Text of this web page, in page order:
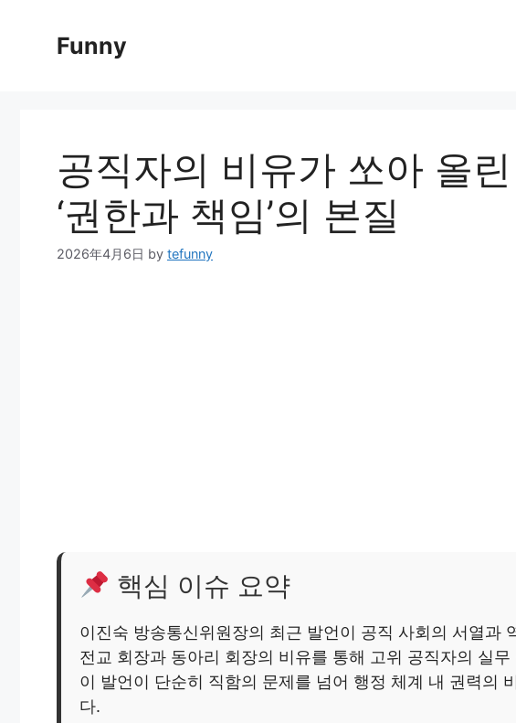
Funny
공직자의 비유가 쏘아 올
‘권한과 책임’의 본질
2026年4月6日 by tefunny
핵심 이슈 요약
이진숙 방송통신위원장의 최근 발언이 공직 사회의 서열과
전교 회장과 동아리 회장의 비유를 통해 고위 공직자의 실
이 발언이 단순히 직함의 문제를 넘어 행정 체계 내 권력의
다.